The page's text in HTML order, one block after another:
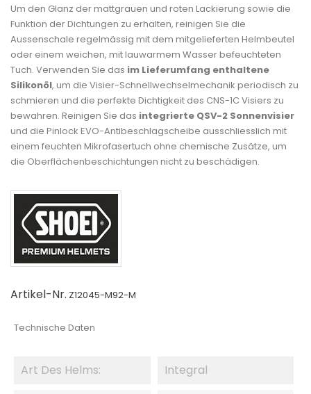
Um den Glanz der mattgrauen und roten Lackierung sowie die
Funktion der Dichtungen zu erhalten, reinigen Sie die
Aussenschale regelmässig mit dem mitgelieferten Helmbeutel
oder einem weichen, mit lauwarmem Wasser befeuchteten
Tuch. Verwenden Sie das im Lieferumfang enthaltene
Silikonöl, um die Visier-Schnellwechselmechanik periodisch zu
schmieren und die perfekte Dichtigkeit des CNS-1C Visiers zu
bewahren. Reinigen Sie das integrierte QSV-2 Sonnenvisier
und die Pinlock EVO-Antibeschlagscheibe ausschliesslich mit
einem feuchten Mikrofasertuch ohne chemische Zusätze, um
die Oberflächenbeschichtungen nicht zu beschädigen.
Artikel-Nr. Z12045-M92-M
Technische Daten
Art Des Helms: Integral